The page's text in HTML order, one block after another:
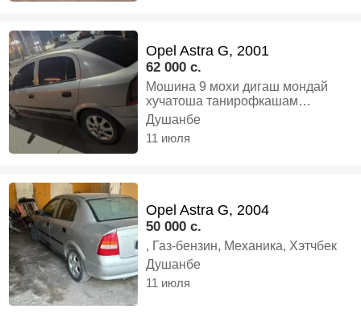
Opel Astra G, 2001
62 000 c.
Мошина 9 мохи дигаш мондай
хучатоша танирофкашам
кондисанер ях хамаи чош кор
мекунад 902235353, Газ-бензин,
Механика, Хэтчбек
Душанбе
11 июля
Opel Astra G, 2004
50 000 c.
, Газ-бензин, Механика, Хэтчбек
Душанбе
11 июля